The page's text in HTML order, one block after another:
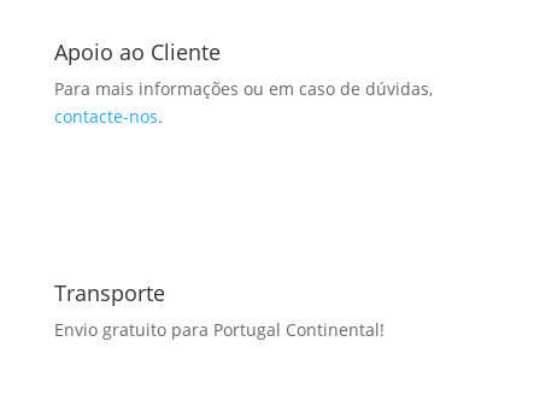
Apoio ao Cliente
Para mais informações ou em caso de dúvidas,
contacte-nos.
Transporte
Envio gratuito para Portugal Continental!